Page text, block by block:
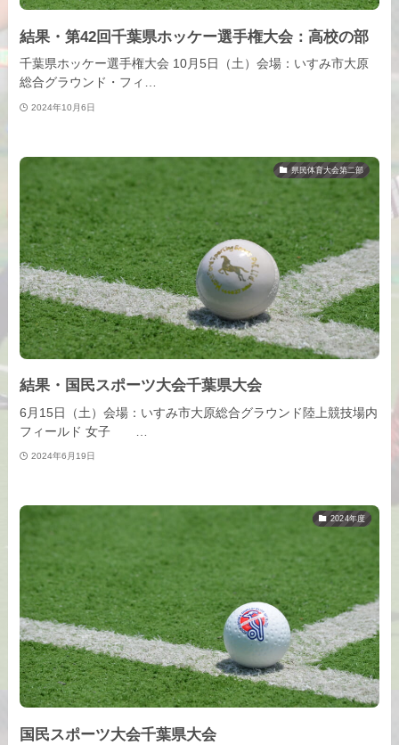
結果・第42回千葉県ホッケー選手権大会：高校の部
千葉県ホッケー選手権大会 10月5日（土）会場：いすみ市大原
総合グラウンド・フィ…
2024年10月6日
県民体育大会第二部
結果・国民スポーツ大会千葉県大会
6月15日（土）会場：いすみ市大原総合グラウンド陸上競技場内
フィールド 女子 …
2024年6月19日
2024年度
国民スポーツ大会千葉県大会